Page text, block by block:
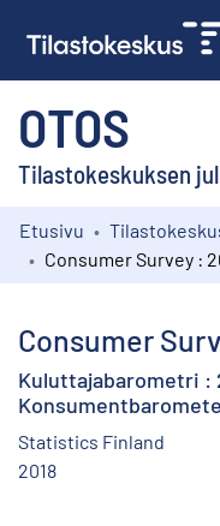
OTOS
Tilastokeskuksen
Kokoelmat
Etusivu
Consumer
Kuluttajabarometri :
Statistics Finland
2018